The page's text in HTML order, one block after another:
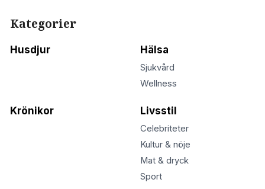
Kategorier
Husdjur Hälsa
Sjukvård
Wellness
Krönikor Livsstil
Celebriteter
Kultur & nöje
Mat & dryck
Sport